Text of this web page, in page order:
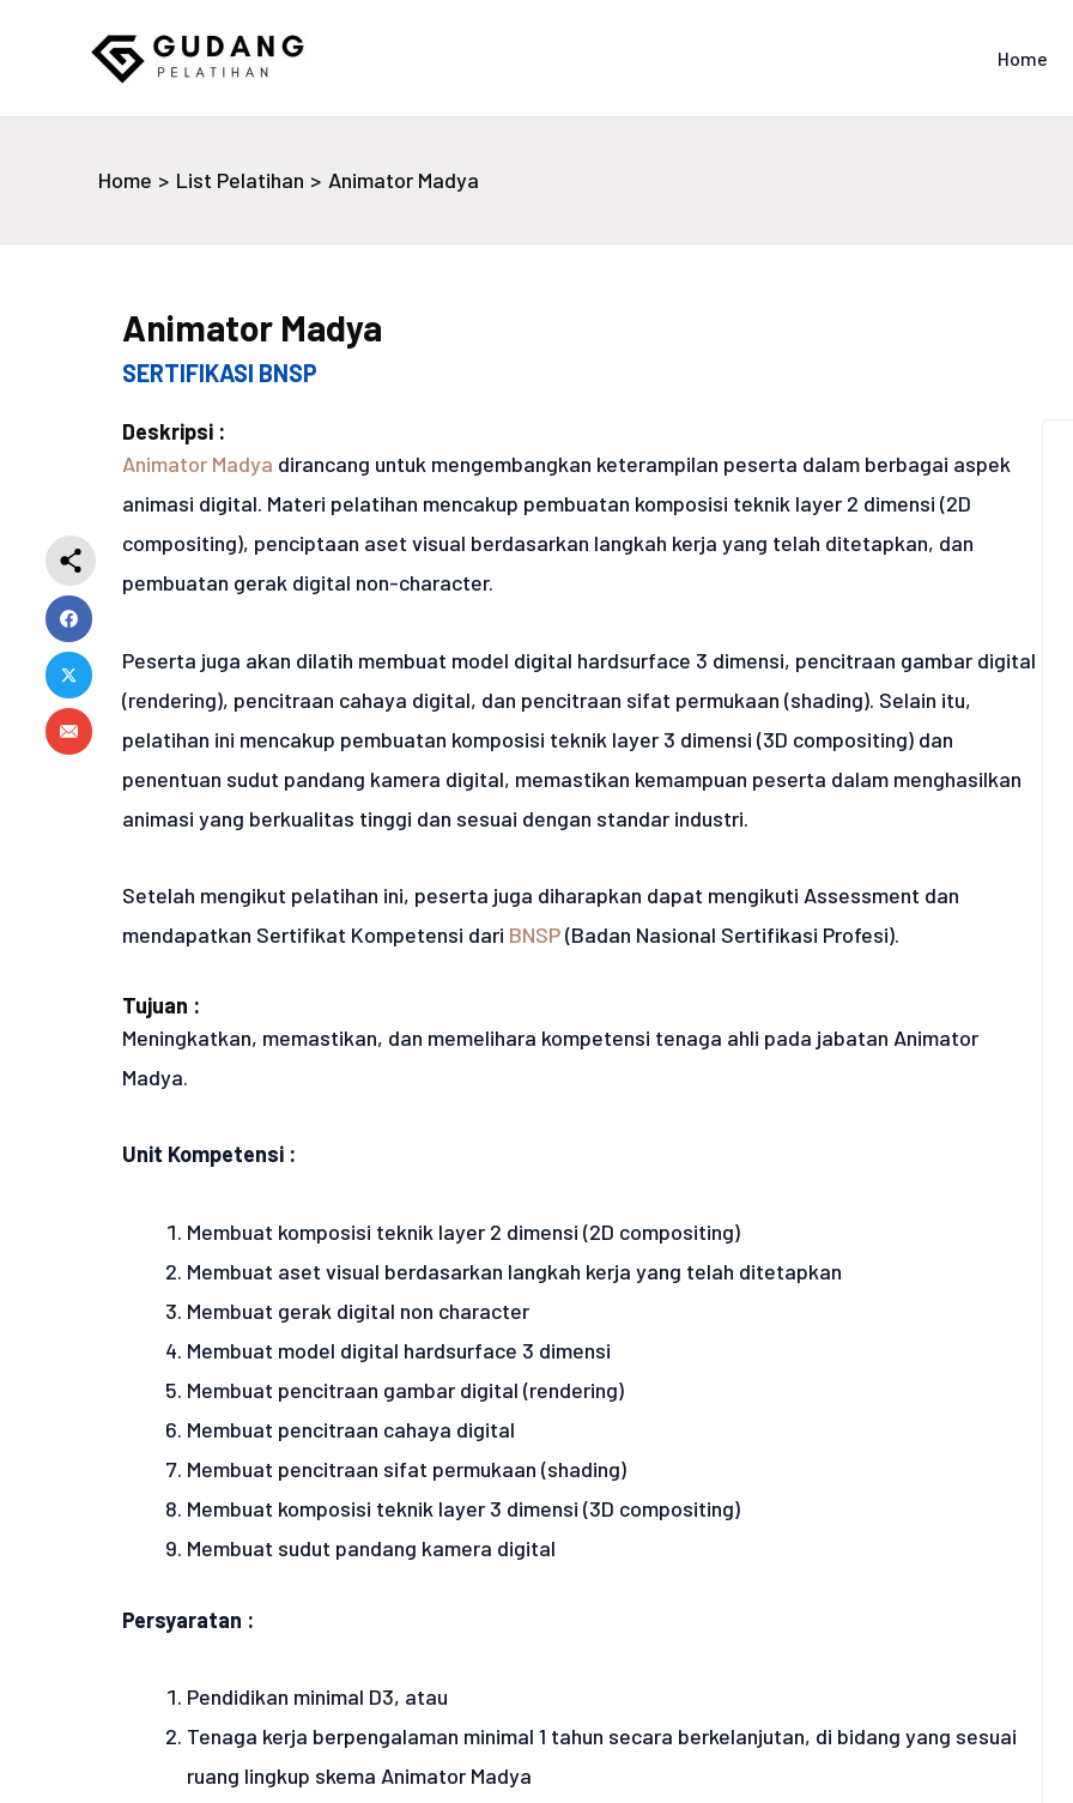
Home
Home List Pelatihan Animator Madya
Animator Madya
SERTIFIKASI BNSP
Deskripsi :
Animator Madya dirancang untuk mengembangkan keterampilan peserta dalam berbagai aspek
animasi digital. Materi pelatihan mencakup pembuatan komposisi teknik layer 2 dimensi (2D
compositing), penciptaan aset visual berdasarkan langkah kerja yang telah ditetapkan, dan
pembuatan gerak digital non-character.
Peserta juga akan dilatih membuat model digital hardsurface 3 dimensi, pencitraan gambar digital
(rendering), pencitraan cahaya digital, dan pencitraan sifat permukaan (shading). Selain itu,
pelatihan ini mencakup pembuatan komposisi teknik layer 3 dimensi (3D compositing) dan
penentuan sudut pandang kamera digital, memastikan kemampuan peserta dalam menghasilkan
animasi yang berkualitas tinggi dan sesuai dengan standar industri.
Setelah mengikut pelatihan ini, peserta juga diharapkan dapat mengikuti Assessment dan
mendapatkan Sertifikat Kompetensi dari BNSP(Badan Nasional Sertifikasi Profesi).
Tujuan :
Meningkatkan, memastikan, dan memelihara kompetensi tenaga ahli pada jabatan Animator
Madya.
Unit Kompetensi :
Membuat komposisi teknik layer 2 dimensi (2D compositing)
Membuat aset visual berdasarkan langkah kerja yang telah ditetapkan
Membuat gerak digital non character
Membuat model digital hardsurface 3 dimensi
Membuat pencitraan gambar digital (rendering)
Membuat pencitraan cahaya digital
Membuat pencitraan sifat permukaan (shading)
Membuat komposisi teknik layer 3 dimensi (3D compositing)
Membuat sudut pandang kamera digital
Persyaratan :
Pendidikan minimal D3, atau
Tenaga kerja berpengalaman minimal 1 tahun secara berkelanjutan, di bidang yang sesuai
ruang lingkup skema Animator Madya